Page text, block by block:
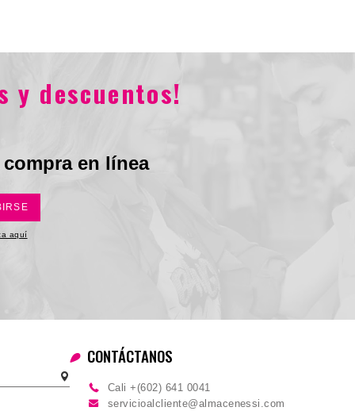
y descuentos!
en línea
aquí
CONTÁCTANOS
Cali +(602) 641 0041
servicioalcliente@almacenessi.com